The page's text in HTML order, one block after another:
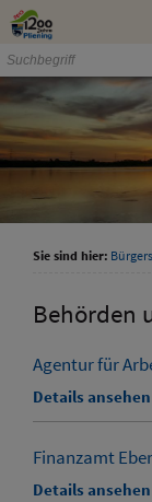
Zum Inhalt
Sie sind hier:
Behörden
Agentur für
Details ansehen
Finanzamt
Details ansehen
schließen